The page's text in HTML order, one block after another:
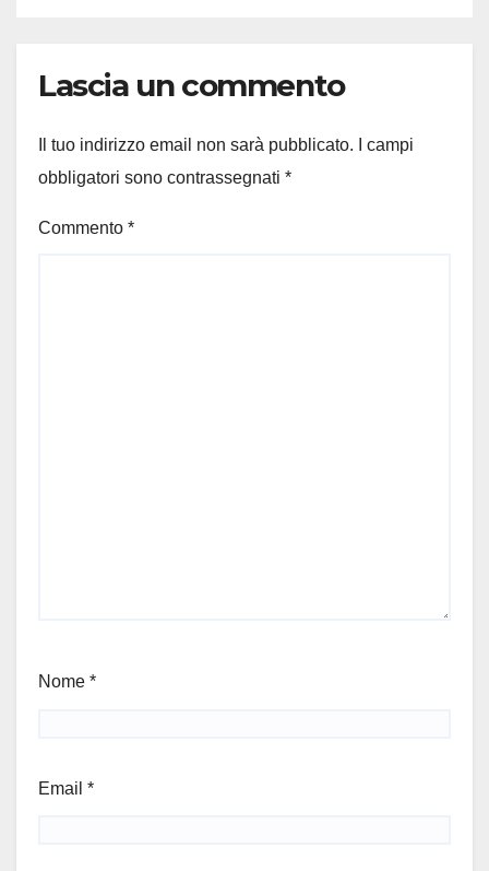
Lascia un commento
Il tuo indirizzo email non sarà pubblicato.
I campi
obbligatori sono contrassegnati *
Commento *
Nome *
Email *